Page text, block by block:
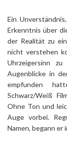
Ein
Erkenntnis über
der Realität zu
nicht verstehen
Uhrzeigersinn
Augenblicke in
empfunden
Schwarz/Weiß
Ohne Ton und
Auge vorbei.
Namen, begann er